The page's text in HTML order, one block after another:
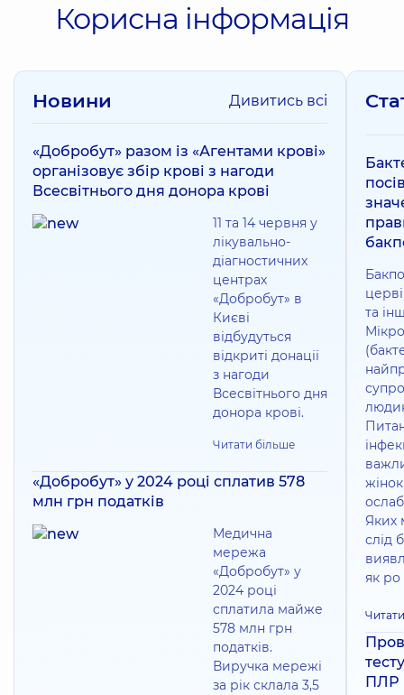
Корисна інформація
Новини Дивитись всі
«Добробут» разом із «Агентами крові»
організовує збір крові з нагоди
Всесвітнього дня донора крові
11 та 14 червня у
лікувально-
діагностичних
центрах
«Добробут» в
Києві
відбудуться
відкриті донації
з нагоди
Всесвітнього дня
донора крові.
Читати більше
«Добробут» у 2024 році сплатив 578
млн грн податків
Медична
мережа
«Добробут» у
2024 році
сплатила майже
578 млн грн
податків.
Виручка мережі
за рік склала 3,5
та
Яких
слід
як ро
ПЛР